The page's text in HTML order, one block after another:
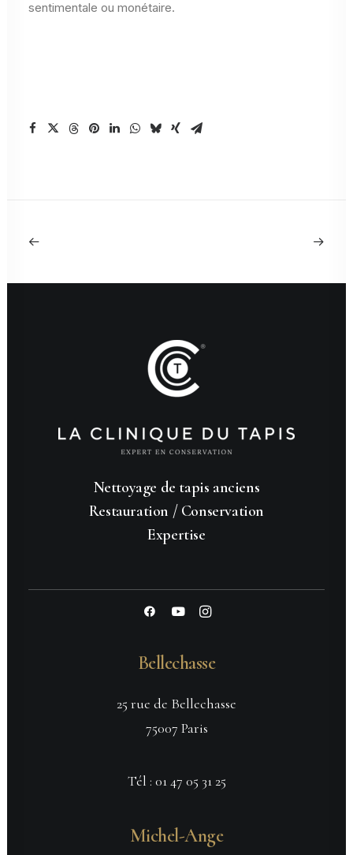
sentimentale ou monétaire.
Nettoyage de tapis anciens
Restauration / Conservation
Expertise
Bellechasse
25 rue de Bellechasse
75007 Paris
Tél : 01 47 05 31 25
Michel-Ange